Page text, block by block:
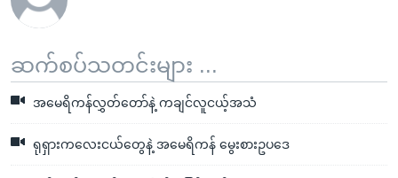
ဆက်စပ်သတင်းများ ...
အမေရိကန်လွှတ်တော်နဲ့ ကချင်လူငယ့်အသံ
ရုရှားကလေးငယ်တွေနဲ့ အမေရိကန် မွေးစားဥပဒေ